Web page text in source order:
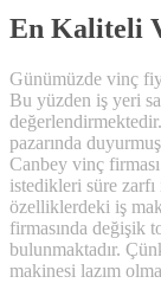
En Kaliteli
Günümüzde vinç
Bu yüzden iş yeri
pazarında
Canbey vinç
istedikleri süre
özelliklerdeki iş
firmasında değişik
bulunmaktadır.
makinesi lazım